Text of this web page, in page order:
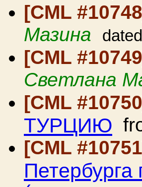
[CML
Мазина
[CML
Светлана
[CML
ТУРЦИЮ
[CML
Петербурга